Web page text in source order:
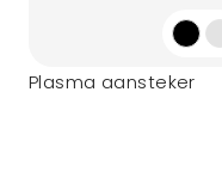
Plasma aansteker